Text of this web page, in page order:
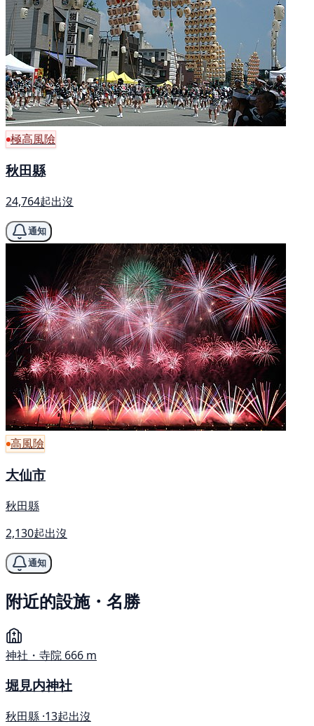
極高風險
秋田縣
24,764起出沒
通知
高風險
大仙市
秋田縣
2,130起出沒
通知
附近的設施・名勝
神社・寺院 666 m
堀見内神社
秋田縣 ·13起出沒